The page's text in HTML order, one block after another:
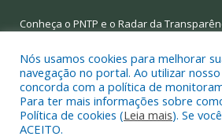
Conheça o PNTP e o Radar da
Todos os direitos reservados a
do Ajuru.
Nós usamos cookies para melhorar
navegação no portal. Ao utilizar
concorda com a política de
Para ter mais informações sobre
Política de cookies (Leia mais). Se
ACEITO.